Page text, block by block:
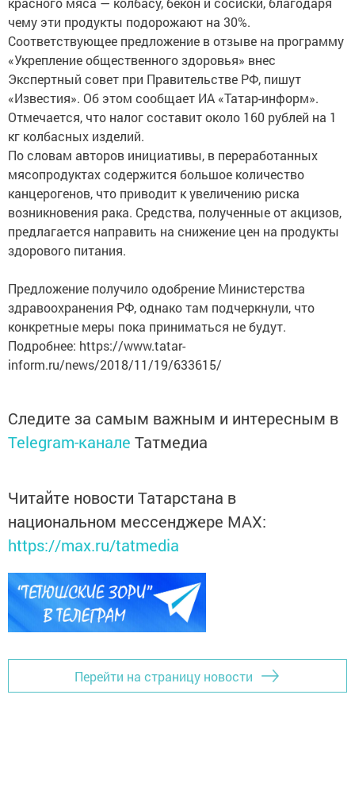
чему эти продукты подорожают на 30%.
Соответствующее предложение в отзыве на программу
«Укрепление общественного здоровья» внес
Экспертный совет при Правительстве РФ, пишут
«Известия». Об этом сообщает ИА «Татар-информ».
Отмечается, что налог составит около 160 рублей на 1
кг колбасных изделий.
По словам авторов инициативы, в переработанных
мясопродуктах содержится большое количество
канцерогенов, что приводит к увеличению риска
возникновения рака. Средства, полученные от акцизов,
предлагается направить на снижение цен на продукты
здорового питания.
Предложение получило одобрение Министерства
здравоохранения РФ, однако там подчеркнули, что
конкретные меры пока приниматься не будут.
Подробнее: https://www.tatar-
inform.ru/news/2018/11/19/633615/
Следите за самым важным и интересным в
Telegram-канале Татмедиа
Читайте новости Татарстана в
национальном мессенджере MАХ:
https://max.ru/tatmedia
Перейти на страницу новости